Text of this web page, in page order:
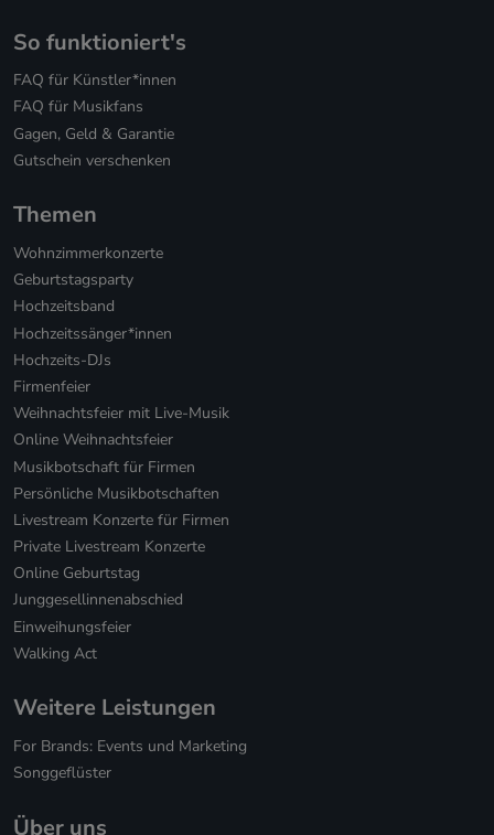
So funktioniert's
FAQ für Künstler*innen
FAQ für Musikfans
Gagen, Geld & Garantie
Gutschein verschenken
Themen
Wohnzimmerkonzerte
Geburtstagsparty
Hochzeitsband
Hochzeitssänger*innen
Hochzeits-DJs
Firmenfeier
Weihnachtsfeier mit Live-Musik
Online Weihnachtsfeier
Musikbotschaft für Firmen
Persönliche Musikbotschaften
Livestream Konzerte für Firmen
Private Livestream Konzerte
Online Geburtstag
Junggesellinnenabschied
Einweihungsfeier
Walking Act
Weitere Leistungen
For Brands: Events und Marketing
Songgeflüster
Über uns